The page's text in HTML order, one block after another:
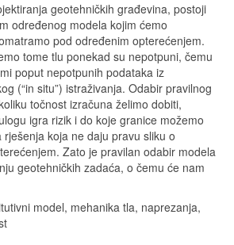
geotehničkih građevina, postoji
određenog modela kojim ćemo
pod određenim opterećenjem.
tome tlu ponekad su nepotpuni, čemu
poput nepotpunih podataka iz
(“in situ”) istraživanja. Odabir pravilnog
točnost izračuna želimo dobiti,
igra rizik i do koje granice možemo
koja ne daju pravu sliku o
Zato je pravilan odabir modela
geotehničkih zadaća, o čemu će nam
model, mehanika tla, naprezanja,